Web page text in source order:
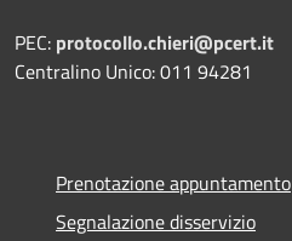
PEC: protocollo.chieri@pcert.it
Centralino Unico: 011 94281
Prenotazione appuntamento
Segnalazione disservizio